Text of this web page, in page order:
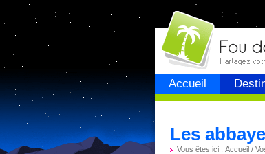
Accueil
Fou devoyage
Les
Vous êtes ici : Accueil/